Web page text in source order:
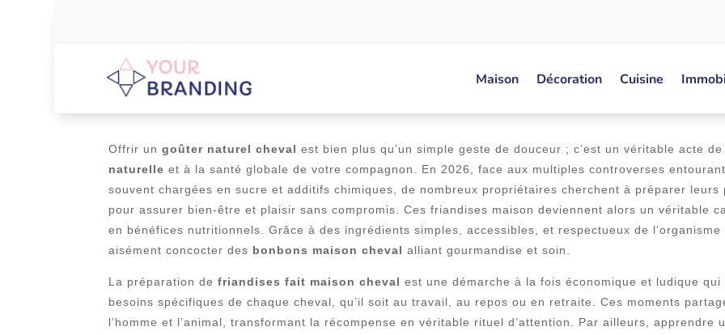
Maison Décoration Cuisine
RECETTE DE BONBON NATUREL POUR CHEVAUX :
Offrir ungoûter naturel cheval est bien plus qu’un simple geste de douceur ; c’est un véritable acte
naturelle et à la santé globale de votre compagnon. En 2026, face aux multiples controverses
souvent chargées en sucre et additifs chimiques, de nombreux propriétaires cherchent à préparer leurs
pour assurer bien-être et plaisir sans compromis. Ces friandises maison deviennent alors un véritable
en bénéfices nutritionnels. Grâce à des ingrédients simples, accessibles, et respectueux de
aisément concocter des bonbons maison cheval alliant gourmandise et soin.
La préparation defriandises fait maison cheval est une démarche à la fois économique et ludique
besoins spécifiques de chaque cheval, qu’il soit au travail, au repos ou en retraite. Ces moments
l’homme et l’animal, transformant la récompense en véritable rituel d’attention. Par ailleurs, apprendre